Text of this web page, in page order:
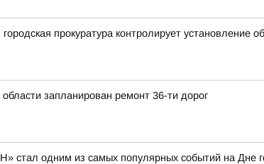
прокуратура контролирует
области запланирован ремонт 36-ти дорог
стал одним из самых популярных событий на Дне